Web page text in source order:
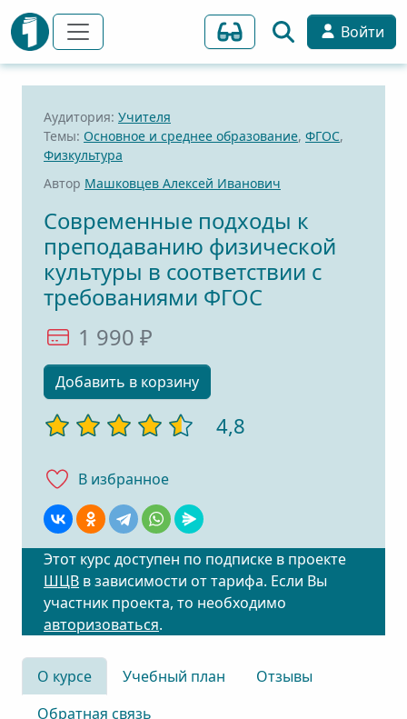
Войти
Аудитория: Учителя
Темы: Основное и среднее образование, ФГОС,
Физкультура
Автор Машковцев Алексей Иванович
Современные подходы к
преподаванию физической
культуры в соответствии с
требованиями ФГОС
1 990 ₽
Добавить в корзину
4,8
В избранноe
Этот курс доступен по подписке в проекте
ШЦВ в зависимости от тарифа. Если Вы
участник проекта, то необходимо
авторизоваться.
О курсе Учебный план
Отзывы
Обратная связь